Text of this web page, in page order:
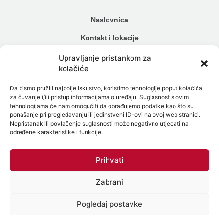
Upravljanje pristankom za
kolačiće
Da bismo pružili najbolje iskustvo, koristimo tehnologije poput kolačića
za čuvanje i/ili pristup informacijama o uređaju. Suglasnost s ovim
tehnologijama će nam omogućiti da obrađujemo podatke kao što su
ponašanje pri pregledavanju ili jedinstveni ID-ovi na ovoj web stranici.
Nepristanak ili povlačenje suglasnosti može negativno utjecati na
određene karakteristike i funkcije.
Prihvati
Zabrani
Pogledaj postavke
Naslovnica
Kontakt i lokacije
Cjenik
Načini plaćanja
Alergijski testovi
Genetski testovi
Testiranje na spolne bolesti
Mikrobiom
Politika zaštite osobnih podataka
Politika Kolačića (EU)